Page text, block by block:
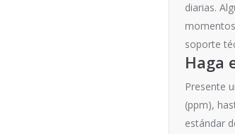
diarias.
soporte
Haga
Presente
(ppm),
estándar